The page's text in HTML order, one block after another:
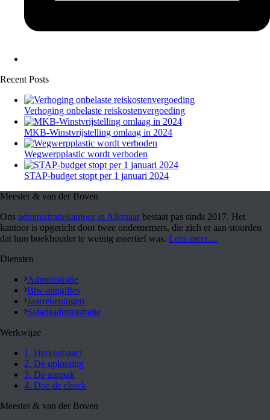
Recent Posts
Verhoging onbelaste reiskostenvergoeding
MKB-Winstvrijstelling omlaag in 2024
Wegwerpplastic wordt verboden
STAP-budget stopt per 1 januari 2024
Meester & van der Boven
Ons administratiekantoor in Alkmaarbestaat pas sinds 2017. Het
kantoor is opgericht door twee ondernemers, die zich er aan stoorden
dat hun boekhouder te weinig assertief was. Lees meer…
Diensten
Administratie
Btw-aangiftes
Jaarrekeningen
Salarisadministratie
Werkwijze
1. Herkenbaar?
2. De oplossing
3. De aanpak
4. Doe de check
Meester & van der Boven